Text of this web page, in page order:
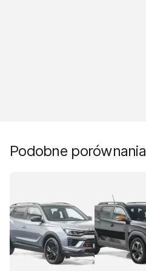
Podobne porównania